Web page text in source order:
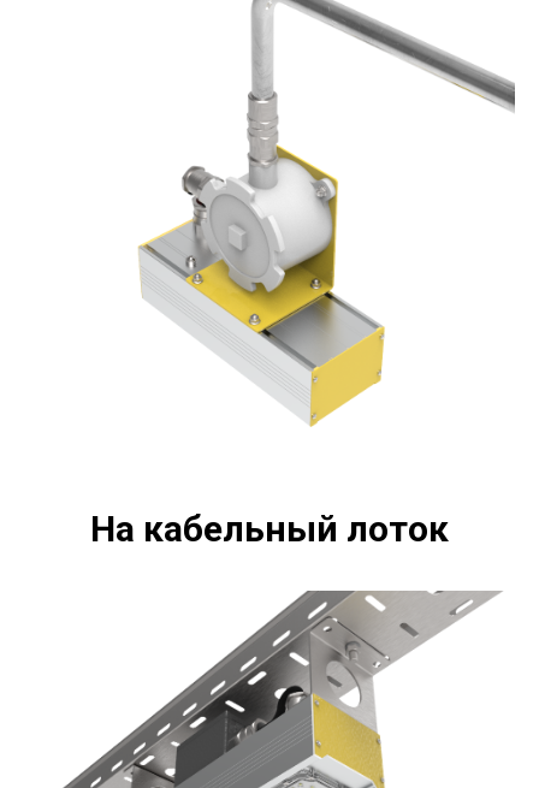
На кабельный лоток